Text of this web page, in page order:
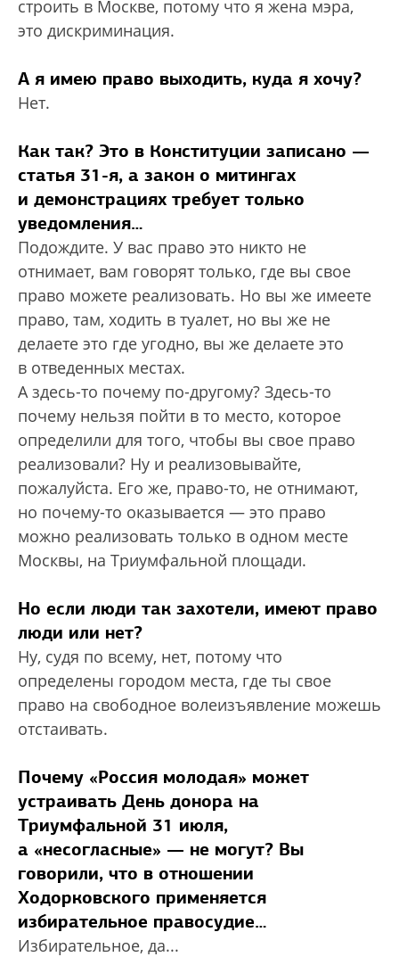
строить в Москве, потому что я жена мэра,
это дискриминация.
А я имею право выходить, куда я хочу?
Нет.
Как так? Это в Конституции записано —
статья 31-я, а закон о митингах
и демонстрациях требует только
уведомления…
Подождите. У вас право это никто не
отнимает, вам говорят только, где вы свое
право можете реализовать. Но вы же имеете
право, там, ходить в туалет, но вы же не
делаете это где угодно, вы же делаете это
в отведенных местах.
А здесь-то почему по-другому? Здесь-то
почему нельзя пойти в то место, которое
определили для того, чтобы вы свое право
реализовали? Ну и реализовывайте,
пожалуйста. Его же, право-то, не отнимают,
но почему-то оказывается — это право
можно реализовать только в одном месте
Москвы, на Триумфальной площади.
Но если люди так захотели, имеют право
люди или нет?
Ну, судя по всему, нет, потому что
определены городом места, где ты свое
право на свободное волеизъявление можешь
отстаивать.
Почему «Россия молодая» может
устраивать День донора на
Триумфальной 31 июля,
а «несогласные» — не могут? Вы
говорили, что в отношении
Ходорковского применяется
избирательное правосудие…
Избирательное, да...